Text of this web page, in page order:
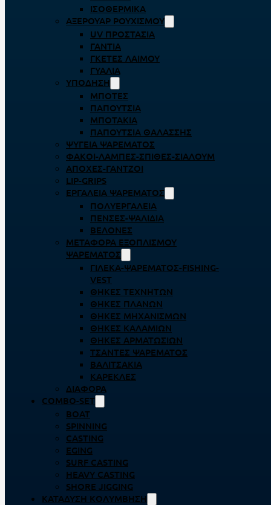
ΙΣΟΘΕΡΜΙΚΆ
ΑΞΕΡΟΥΆΡ ΡΟΥΧΙΣΜΟΎ
UV ΠΡΟΣΤΑΣΊΑ
ΓΆΝΤΙΑ
ΓΚΈΤΕΣ ΛΑΊΜΟΥ
ΓΥΑΛΙΆ
ΥΠΌΔΗΣΗ
ΜΠΌΤΕΣ
ΠΑΠΟΎΤΣΙΑ
ΜΠΟΤΆΚΙΑ
ΠΑΠΟΎΤΣΙΑ ΘΑΛΆΣΣΗΣ
ΨΥΓΕΊΑ ΨΑΡΈΜΑΤΟΣ
ΦΑΚΟΊ-ΛΆΜΠΕΣ-ΣΠΊΘΕΣ-ΣΊΑΛΟΥΜ
ΑΠΌΧΕΣ-ΓΆΝΤΖΟΙ
LIP-GRIPS
EΡΓΑΛΕΊΑ ΨΑΡΈΜΑΤΟΣ
ΠΟΛΥΕΡΓΑΛΕΊΑ
ΠΈΝΣΕΣ-ΨΑΛΊΔΙΑ
ΒΕΛΌΝΕΣ
ΜΕΤΑΦΟΡΆ ΕΞΟΠΛΙΣΜΟΎ
ΨΑΡΈΜΑΤΟΣ
ΓΙΛΈΚΑ-ΨΑΡΈΜΑΤΟΣ-FISHING-
VEST
ΘΉΚΕΣ ΤΕΧΝΗΤΏΝ
ΘΉΚΕΣ ΠΛΆΝΩΝ
ΘΉΚΕΣ ΜΗΧΑΝΙΣΜΏΝ
ΘΉΚΕΣ ΚΑΛΑΜΙΏΝ
ΘΉΚΕΣ ΑΡΜΑΤΩΣΙΏΝ
ΤΣΆΝΤΕΣ ΨΑΡΈΜΑΤΟΣ
ΒΑΛΙΤΣΆΚΙΑ
ΚΑΡΈΚΛΕΣ
ΔΙΆΦΟΡΑ
COMBO-SET
BOAT
SPINNING
CASTING
EGING
SURF CASTING
HEAVY CASTING
SHORE JIGGING
ΚΑΤΆΔΥΣΗ ΚΟΛΎΜΒΗΣΗ